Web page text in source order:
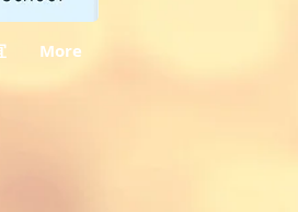
More